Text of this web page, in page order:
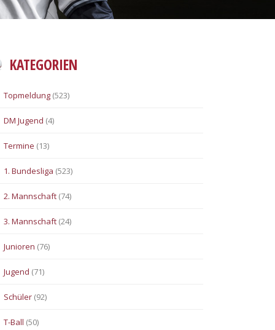
KATEGORIEN
Topmeldung (523)
DM Jugend (4)
Termine (13)
1. Bundesliga (523)
2. Mannschaft (74)
3. Mannschaft (24)
Junioren (76)
Jugend (71)
Schüler (92)
T-Ball (50)